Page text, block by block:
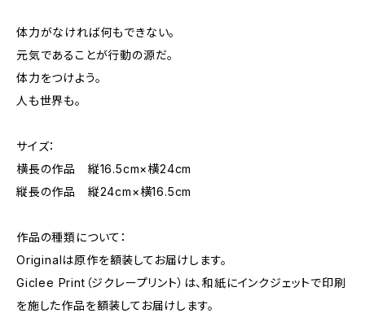
体力がなければ何もできない。
元気であることが行動の源だ。
体力をつけよう。
人も世界も。
サイズ：
横長の作品 縦16.5cm×横24cm
縦長の作品 縦24cm×横16.5cm
作品の種類について：
Originalは原作を額装してお届けします。
Giclee Print（ジクレープリント）は、和紙にインクジェットで印刷
を施した作品を額装してお届けします。